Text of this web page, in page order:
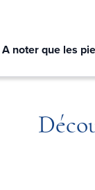
A noter que les